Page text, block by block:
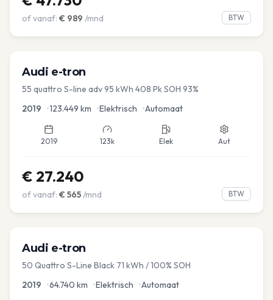
of vanaf: € 989 /mnd BTW
Audi e-tron
55 quattro S-line adv 95 kWh 408 Pk SOH 93%
2019 •123.449 km •Elektrisch •Automaat
2019 123k Elek Aut
€ 27.240
of vanaf: € 565 /mnd BTW
Audi e-tron
50 Quattro S-Line Black 71 kWh / 100% SOH
2019 •64.740 km •Elektrisch •Automaat